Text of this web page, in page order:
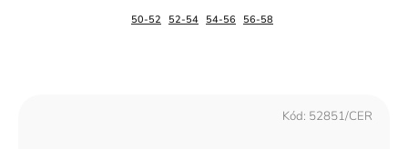
50-52 52-54 54-56 56-58
Kód: 52851/CER